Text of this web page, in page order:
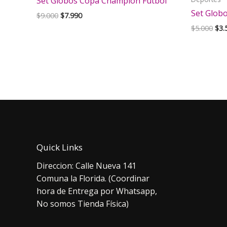
$9.000 El
$7.990El
Set
$5.000 El
$
Quick Links
Direccion: Calle Nueva 141
Comuna la Florida. (Coordinar
hora de Entrega por Whatsapp,
No somos Tienda Física)